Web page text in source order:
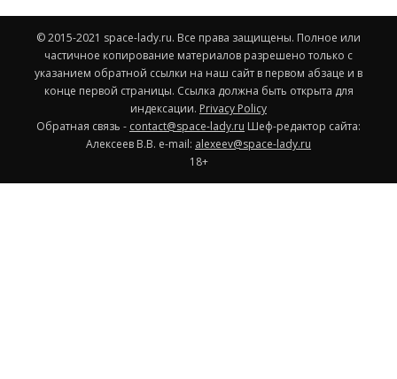
© 2015-2021 space-lady.ru. Все права защищены. Полное или
частичное копирование материалов разрешено только с
указанием обратной ссылки на наш сайт в первом абзаце и в
конце первой страницы. Ссылка должна быть открыта для
индексации. Privacy Policy
Обратная связь - contact@space-lady.ru Шеф-редактор сайта:
Алексеев В.В. e-mail: alexeev@space-lady.ru
18+